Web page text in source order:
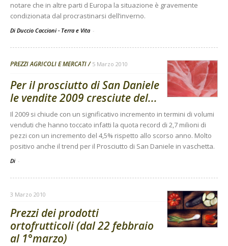
notare che in altre parti d Europa la situazione è gravemente
condizionata dal procrastinarsi dell’inverno.
Di Duccio Caccioni - Terra e Vita -
PREZZI AGRICOLI E MERCATI 5 Marzo 2010
Per il prosciutto di San Daniele
le vendite 2009 cresciute del...
Il 2009 si chiude con un significativo incremento in termini di volumi
venduti che hanno toccato infatti la quota record di 2,7 milioni di
pezzi con un incremento del 4,5% rispetto allo scorso anno. Molto
positivo anche il trend per il Prosciutto di San Daniele in vaschetta.
Di -
3 Marzo 2010
Prezzi dei prodotti
ortofrutticoli (dal 22 febbraio
al 1°marzo)